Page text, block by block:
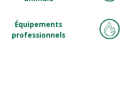
Équipements
professionnels